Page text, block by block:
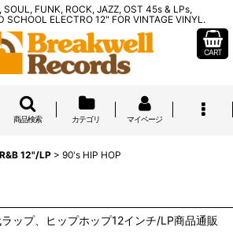
SOUL, FUNK, ROCK, JAZZ, OST 45s & LPs,
SCHOOL ELECTRO 12" FOR VINTAGE VINYL.
CART
商品検索 カテゴリ マイページ
12"/LP > 90's HIP HOP
ップ、ヒップホップ12インチ/LP商品通販